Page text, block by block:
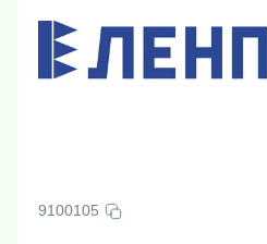
9100105